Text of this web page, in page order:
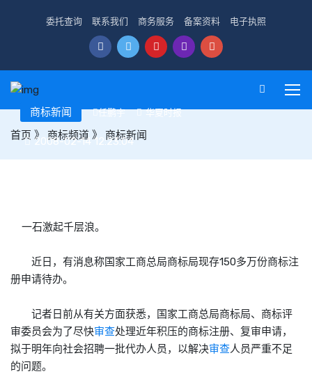
委托查询 联系我们 商务服务 备案资料 电子执照
首页 》 商标频道》 商标新闻
商标新闻 任鹏宇 华夏时报
2008-02-14 12:23:04
一石激起千层浪。
近日，有消息称国家工商总局商标局现存150多万份商标注
册申请待办。
记者日前从有关方面获悉，国家工商总局商标局、 商标评
审委员会为了尽快审查处理近年积压的商标注册、复审申请，
拟于明年向社会招聘一批代办人员，以解决审查人员严重不足
的问题。